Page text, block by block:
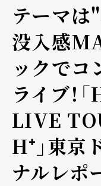
テーマ
没入感
ックでコ
ライブ！
LIVE
H⁺」東京
ナルレポ